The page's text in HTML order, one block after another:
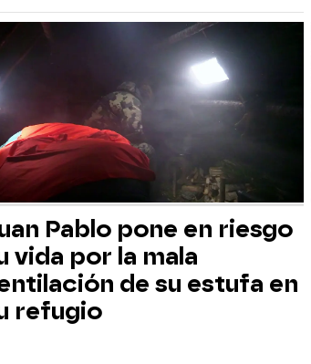
Pablo pone en riesgo
vida por la mala
de su estufa en
refugio